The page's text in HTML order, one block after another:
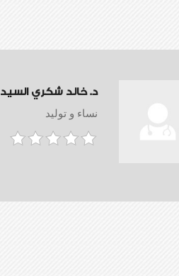
د. خالد شكري السيد
نساء و توليد